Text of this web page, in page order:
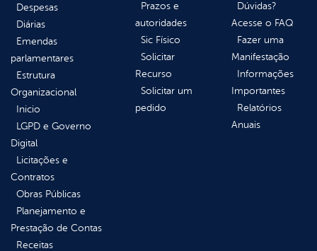
Despesas
Diárias
Emendas
parlamentares
Estrutura
Organizacional
Inicio
LGPD e Governo
Digital
Licitações e
Contratos
Obras Públicas
Planejamento e
Prestação de Contas
Receitas
Prazos e
autoridades
Sic Físico
Solicitar
Recurso
Solicitar um
pedido
Dúvidas?
Acesse o FAQ
Fazer uma
Manifestação
Informações
Importantes
Relatórios
Anuais